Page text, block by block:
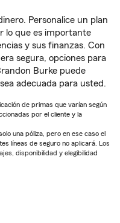
Personalice un plan
lo que es importante
y sus finanzas. Con
segura, opciones para
Burke puede
adecuada para usted.
de primas que varían según
por el cliente y la
una póliza, pero en ese caso el
líneas de seguro no aplicará. Los
disponibilidad y elegibilidad